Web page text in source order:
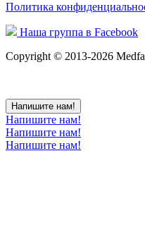
Политика
Наша группа в Facebook
Copyright © 2013-2026
Напишите нам!
Напишите нам!
Напишите нам!
Напишите нам!